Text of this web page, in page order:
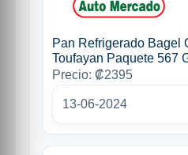
Pan Refrigerado Bagel
Toufayan Paquete 567
Precio: ₡2395
13-06-2024